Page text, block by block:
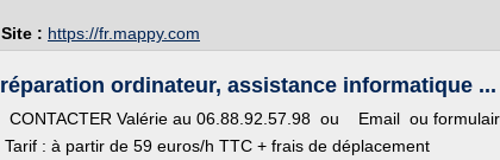
Site : https://fr.mappy.com
réparation ordinateur, assistance informatique ...
CONTACTER Valérie au 06.88.92.57.98 ou Email ou
Tarif : à partir de 59 euros/h TTC + frais de déplacement